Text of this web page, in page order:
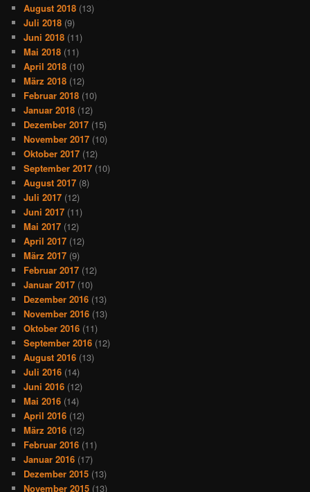
August 2018 (13)
Juli 2018 (9)
Juni 2018 (11)
Mai 2018 (11)
April 2018 (10)
März 2018 (12)
Februar 2018 (10)
Januar 2018 (12)
Dezember 2017 (15)
November 2017 (10)
Oktober 2017 (12)
September 2017 (10)
August 2017 (8)
Juli 2017 (12)
Juni 2017 (11)
Mai 2017 (12)
April 2017 (12)
März 2017 (9)
Februar 2017 (12)
Januar 2017 (10)
Dezember 2016 (13)
November 2016 (13)
Oktober 2016 (11)
September 2016 (12)
August 2016 (13)
Juli 2016 (14)
Juni 2016 (12)
Mai 2016 (14)
April 2016 (12)
März 2016 (12)
Februar 2016 (11)
Januar 2016 (17)
Dezember 2015 (13)
November 2015 (13)